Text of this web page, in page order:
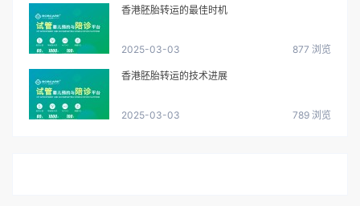
香港胚胎转运的最佳时机
2025-03-03 877 浏览
香港胚胎转运的技术进展
2025-03-03 789 浏览